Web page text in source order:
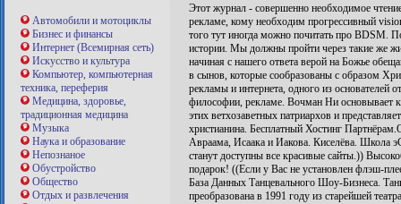
Автомобили и мотоциклы
Бизнес и финансы
Интернет (Всемирная сеть)
Искусство и культура
Компьютер, компьютерная
техника, переферия
Медицина, здоровье,
традиционная медицина
Музыка
Наука и образование
Непознаное
Обустройство
Общество
Отдых и развлечения
Этот журнал - совершенно необходимое
рекламе, кому необходим прогрессивный
того тут иногда можно почитать про BDSM.
истории. Мы должны пройти через такие же
начиная с нашего ответа верой на Божье
в сынов, которые сообразованы с образом
рекламы и интернета, одного из основателей
философии, рекламе. Вочман Ни основывает
этих ветхозаветных патриархов и
христианина. Бесплатный Хостинг
Авраама, Исаака и Иакова. Киселёва. Школа
станут доступны все красивые сайты.))
подарок! ((Если у Вас не установлен флэш-
База Данных Танцевального Шоу-Бизнеса.
преобразована в 1991 году из старейшей